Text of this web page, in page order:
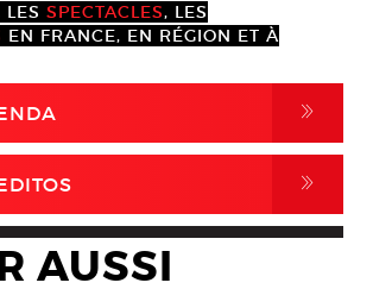
LES SPECTACLES, LES
EN FRANCE, EN RÉGION ET À
,
,
AUSSI